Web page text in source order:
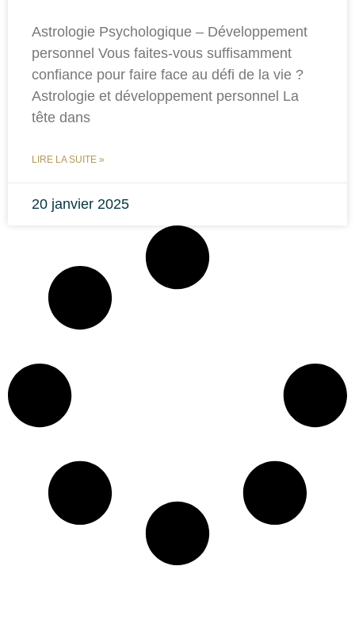
Astrologie Psychologique – Développement
personnel Vous faites-vous suffisamment
confiance pour faire face au défi de la vie ?
Astrologie et développement personnel La
tête dans
LIRE LA SUITE »
20 janvier 2025